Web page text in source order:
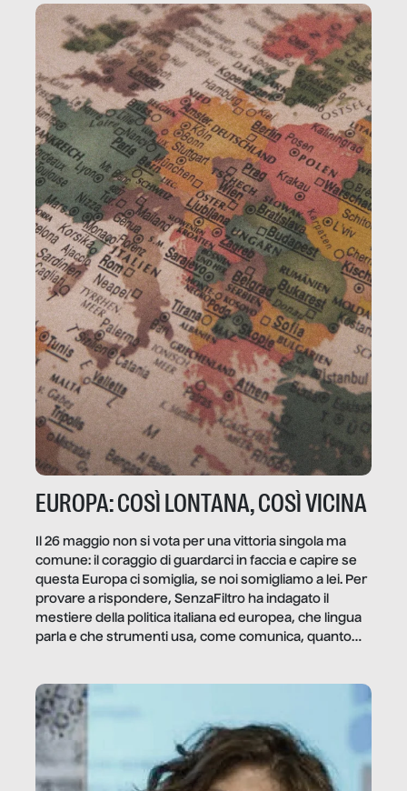
EUROPA: COSÌ LONTANA, COSÌ VICINA
Il 26 maggio non si vota per una vittoria singola ma
comune: il coraggio di guardarci in faccia e capire se
questa Europa ci somiglia, se noi somigliamo a lei. Per
provare a rispondere, SenzaFiltro ha indagato il
mestiere della politica italiana ed europea, che lingua
parla e che strumenti usa, come comunica, quanto